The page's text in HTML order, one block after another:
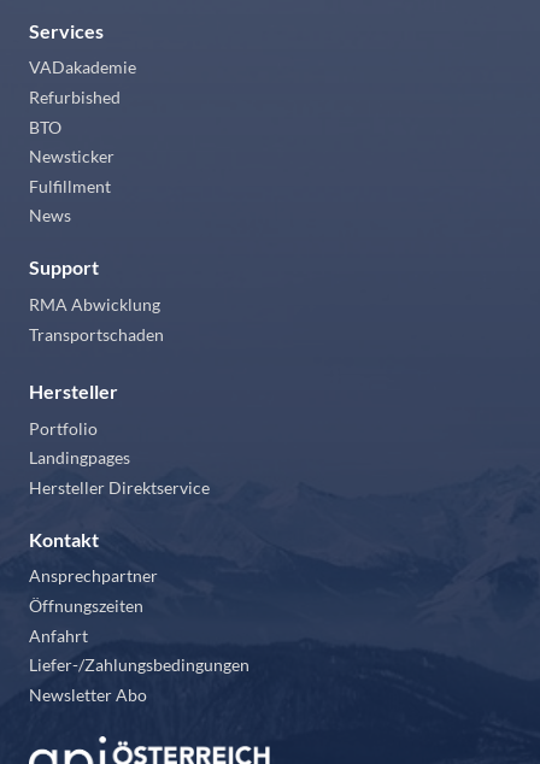
Services
VADakademie
Refurbished
BTO
Newsticker
Fulfillment
News
Support
RMA Abwicklung
Transportschaden
Hersteller
Portfolio
Landingpages
Hersteller Direktservice
Kontakt
Ansprechpartner
Öffnungszeiten
Anfahrt
Liefer-/Zahlungsbedingungen
Newsletter Abo